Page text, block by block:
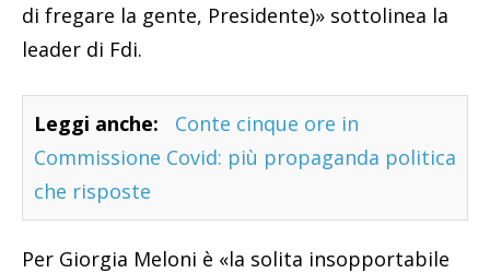
di fregare la gente, Presidente)» sottolinea la
leader di Fdi.
Leggi anche:
Conte cinque ore in
Commissione Covid: più propaganda politica
che risposte
Per Giorgia Meloni è «la solita insopportabile